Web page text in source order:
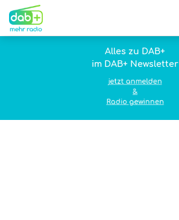
Alles zu DAB+
im DAB+ Newsletter
jetzt anmelden
&
Radio gewinnen